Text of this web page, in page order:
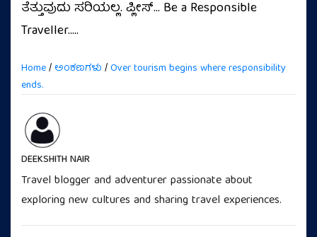
ತೆತ್ತುವುದು ಸರಿಯಲ್ಲ. ಪ್ಲೀಸ್… Be a Responsible
Traveller…..
Home/ ಅಂಕಣಗಳು /Over tourism begins where responsibility
ends.
DEEKSHITH NAIR
Travel blogger and adventurer passionate about
exploring new cultures and sharing travel experiences.